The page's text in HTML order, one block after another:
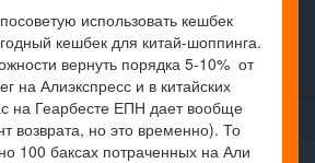
использовать кешбек
кешбек для китай-шоппинга.
вернуть порядка 5-10% от
на Алиэкспресс и в китайских
на Геарбесте ЕПН дает вообще
возврата, но это временно). То
100 баксах потраченных на Али